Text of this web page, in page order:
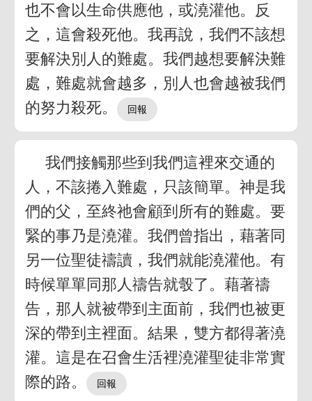
也不會以生命供應他，或澆灌他。反
之，這會殺死他。我再說，我們不該想
要解決別人的難處。我們越想要解決難
處，難處就會越多，別人也會越被我們
的努力殺死。
我們接觸那些到我們這裡來交通的
人，不該捲入難處，只該簡單。神是我
們的父，至終祂會顧到所有的難處。要
緊的事乃是澆灌。我們曾指出，藉著同
另一位聖徒禱讀，我們就能澆灌他。有
時候單單同那人禱告就彀了。藉著禱
告，那人就被帶到主面前，我們也被更
深的帶到主裡面。結果，雙方都得著澆
灌。這是在召會生活裡澆灌聖徒非常實
際的路。